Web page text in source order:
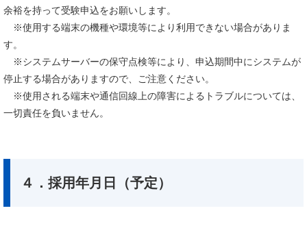
余裕を持って受験申込をお願いします。
※使用する端末の機種や環境等により利用できない場合がありま
す。
※システムサーバーの保守点検等により、申込期間中にシステムが
停止する場合がありますので、ご注意ください。
※使用される端末や通信回線上の障害によるトラブルについては、
一切責任を負いません。
４．採用年月日（予定）